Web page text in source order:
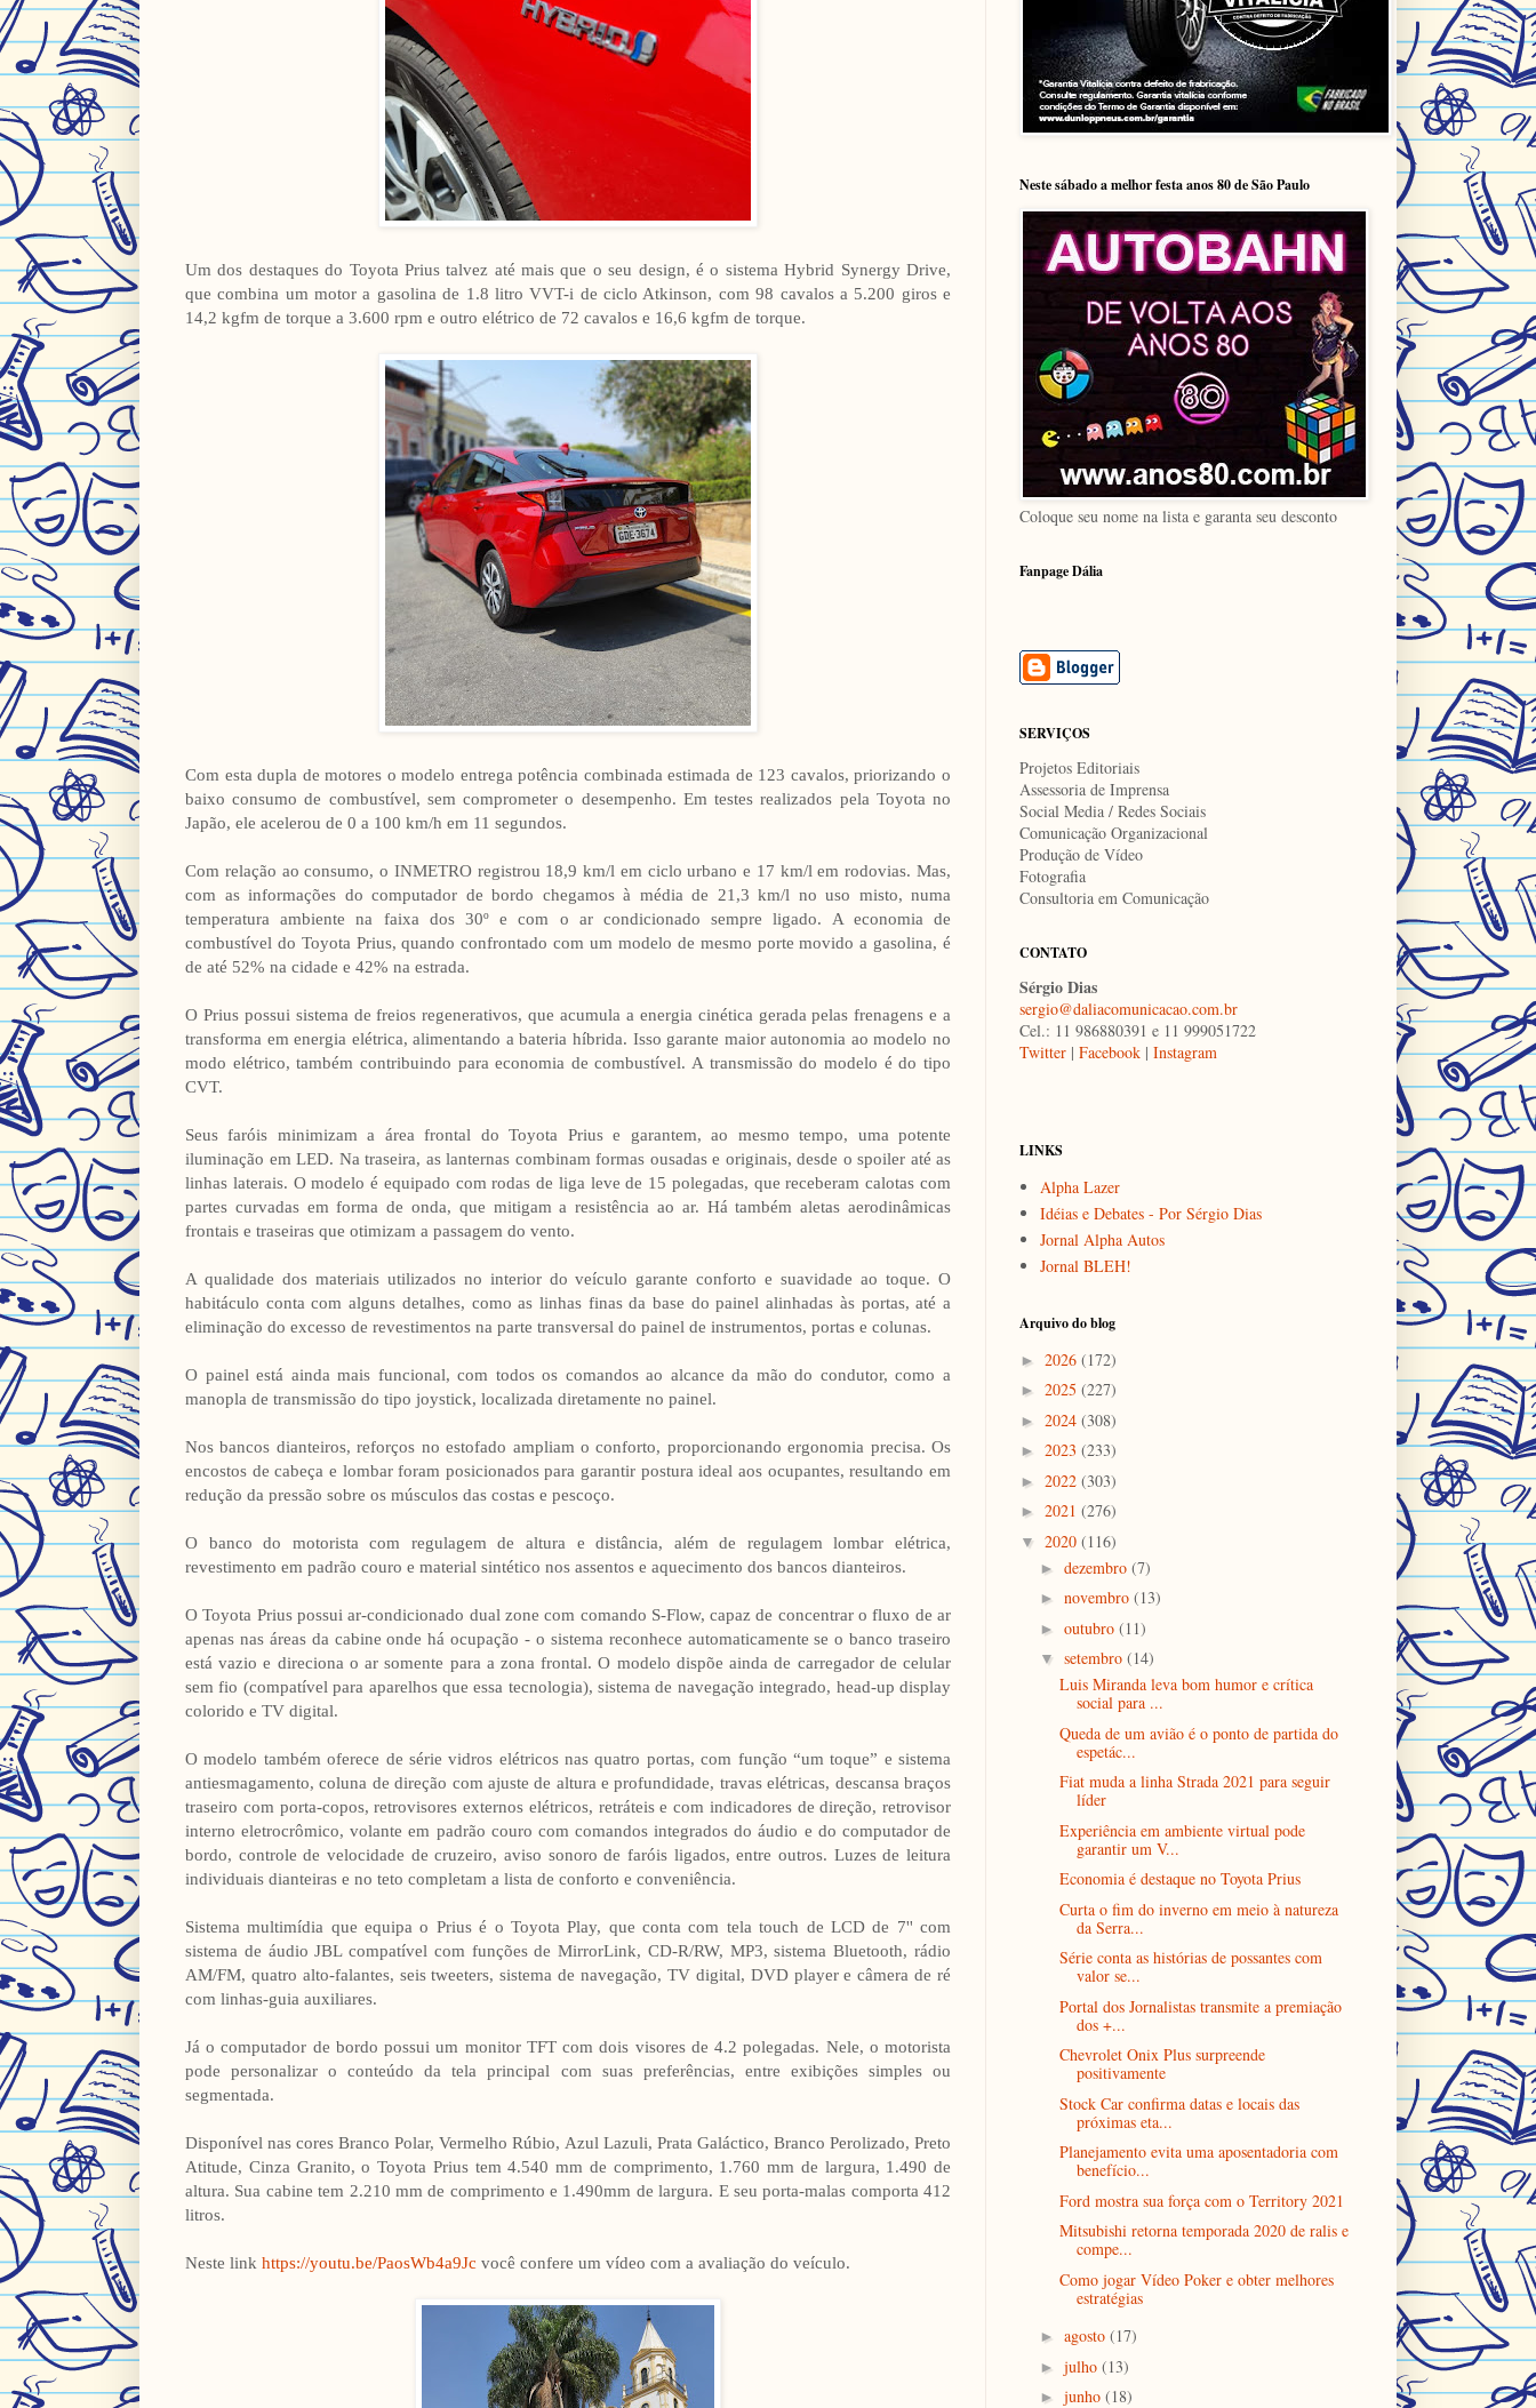
Um dos destaques do Toyota Prius talvez até mais que o seu design, é o sistema Hybrid Synergy Drive,
que combina um motor a gasolina de 1.8 litro VVT-i de ciclo Atkinson, com 98 cavalos a 5.200 giros e
14,2 kgfm de torque a 3.600 rpm e outro elétrico de 72 cavalos e 16,6 kgfm de torque.
Com esta dupla de motores o modelo entrega potência combinada estimada de 123 cavalos, priorizando o
baixo consumo de combustível, sem comprometer o desempenho. Em testes realizados pela Toyota no
Japão, ele acelerou de 0 a 100 km/h em 11 segundos.
Com relação ao consumo, o INMETRO registrou 18,9 km/l em ciclo urbano e 17 km/l em rodovias. Mas,
com as informações do computador de bordo chegamos à média de 21,3 km/l no uso misto, numa
temperatura ambiente na faixa dos 30º e com o ar condicionado sempre ligado. A economia de
combustível do Toyota Prius, quando confrontado com um modelo de mesmo porte movido a gasolina, é
de até 52% na cidade e 42% na estrada.
O Prius possui sistema de freios regenerativos, que acumula a energia cinética gerada pelas frenagens e a
transforma em energia elétrica, alimentando a bateria híbrida. Isso garante maior autonomia ao modelo no
modo elétrico, também contribuindo para economia de combustível. A transmissão do modelo é do tipo
CVT.
Seus faróis minimizam a área frontal do Toyota Prius e garantem, ao mesmo tempo, uma potente
iluminação em LED. Na traseira, as lanternas combinam formas ousadas e originais, desde o spoiler até as
linhas laterais. O modelo é equipado com rodas de liga leve de 15 polegadas, que receberam calotas com
partes curvadas em forma de onda, que mitigam a resistência ao ar. Há também aletas aerodinâmicas
frontais e traseiras que otimizam a passagem do vento.
A qualidade dos materiais utilizados no interior do veículo garante conforto e suavidade ao toque. O
habitáculo conta com alguns detalhes, como as linhas finas da base do painel alinhadas às portas, até a
eliminação do excesso de revestimentos na parte transversal do painel de instrumentos, portas e colunas.
O painel está ainda mais funcional, com todos os comandos ao alcance da mão do condutor, como a
manopla de transmissão do tipo joystick, localizada diretamente no painel.
Nos bancos dianteiros, reforços no estofado ampliam o conforto, proporcionando ergonomia precisa. Os
encostos de cabeça e lombar foram posicionados para garantir postura ideal aos ocupantes, resultando em
redução da pressão sobre os músculos das costas e pescoço.
O banco do motorista com regulagem de altura e distância, além de regulagem lombar elétrica,
revestimento em padrão couro e material sintético nos assentos e aquecimento dos bancos dianteiros.
O Toyota Prius possui ar-condicionado dual zone com comando S-Flow, capaz de concentrar o fluxo de ar
apenas nas áreas da cabine onde há ocupação - o sistema reconhece automaticamente se o banco traseiro
está vazio e direciona o ar somente para a zona frontal. O modelo dispõe ainda de carregador de celular
sem fio (compatível para aparelhos que essa tecnologia), sistema de navegação integrado, head-up display
colorido e TV digital.
O modelo também oferece de série vidros elétricos nas quatro portas, com função “um toque” e sistema
antiesmagamento, coluna de direção com ajuste de altura e profundidade, travas elétricas, descansa braços
traseiro com porta-copos, retrovisores externos elétricos, retráteis e com indicadores de direção, retrovisor
interno eletrocrômico, volante em padrão couro com comandos integrados do áudio e do computador de
bordo, controle de velocidade de cruzeiro, aviso sonoro de faróis ligados, entre outros. Luzes de leitura
individuais dianteiras e no teto completam a lista de conforto e conveniência.
Sistema multimídia que equipa o Prius é o Toyota Play, que conta com tela touch de LCD de 7'' com
sistema de áudio JBL compatível com funções de MirrorLink, CD-R/RW, MP3, sistema Bluetooth, rádio
AM/FM, quatro alto-falantes, seis tweeters, sistema de navegação, TV digital, DVD player e câmera de ré
com linhas-guia auxiliares.
Já o computador de bordo possui um monitor TFT com dois visores de 4.2 polegadas. Nele, o motorista
pode personalizar o conteúdo da tela principal com suas preferências, entre exibições simples ou
segmentada.
Disponível nas cores Branco Polar, Vermelho Rúbio, Azul Lazuli, Prata Galáctico, Branco Perolizado, Preto
Atitude, Cinza Granito, o Toyota Prius tem 4.540 mm de comprimento, 1.760 mm de largura, 1.490 de
altura. Sua cabine tem 2.210 mm de comprimento e 1.490mm de largura. E seu porta-malas comporta 412
litros.
Neste link https://youtu.be/PaosWb4a9Jc você confere um vídeo com a avaliação do veículo.
Neste sábado a melhor festa anos 80 de São Paulo
Coloque seu nome na lista e garanta seu desconto
Fanpage Dália
SERVIÇOS
Projetos Editoriais
Assessoria de Imprensa
Social Media / Redes Sociais
Comunicação Organizacional
Produção de Vídeo
Fotografia
Consultoria em Comunicação
CONTATO
Sérgio Dias
sergio@daliacomunicacao.com.br
Cel.: 11 986880391 e 11 999051722
Twitter | Facebook | Instagram
LINKS
Alpha Lazer
Idéias e Debates - Por Sérgio Dias
Jornal Alpha Autos
Jornal BLEH!
Arquivo do blog
► 2026 (172)
► 2025 (227)
► 2024 (308)
► 2023 (233)
► 2022 (303)
► 2021 (276)
▼ 2020 (116)
► dezembro (7)
► novembro (13)
► outubro (11)
▼ setembro (14)
Luis Miranda leva bom humor e crítica
social para ...
Queda de um avião é o ponto de partida do
espetác...
Fiat muda a linha Strada 2021 para seguir
líder
Experiência em ambiente virtual pode
garantir um V...
Economia é destaque no Toyota Prius
Curta o fim do inverno em meio à natureza
da Serra...
Série conta as histórias de possantes com
valor se...
Portal dos Jornalistas transmite a premiação
dos +...
Chevrolet Onix Plus surpreende
positivamente
Stock Car confirma datas e locais das
próximas eta...
Planejamento evita uma aposentadoria com
benefício...
Ford mostra sua força com o Territory 2021
Mitsubishi retorna temporada 2020 de ralis e
compe...
Como jogar Vídeo Poker e obter melhores
estratégias
► agosto (17)
► julho (13)
► junho (18)